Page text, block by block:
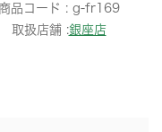
品コード : g-fr169
取扱店舗 :銀座店